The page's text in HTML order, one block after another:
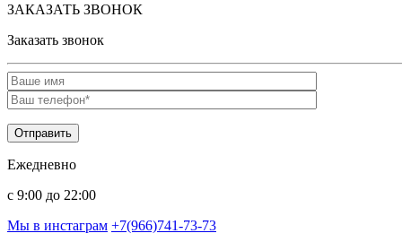
ЗАКАЗАТЬ ЗВОНОК
Заказать звонок
Ежедневно
c 9:00 до 22:00
Мы в инстаграм +7(966)741-73-73